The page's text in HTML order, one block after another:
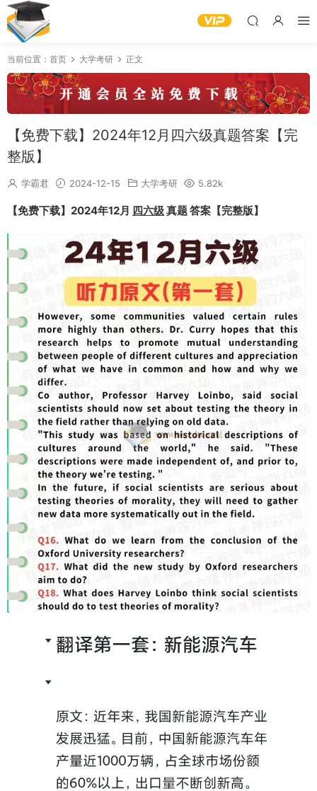
当前位置： 首页 大学考研 正文
【免费下载】2024年12月四六级真题答案【完
整版】
学霸君 2024-12-15 大学考研 5.82k
【免费下载】2024年12月 四六级真题 答案【完整版】